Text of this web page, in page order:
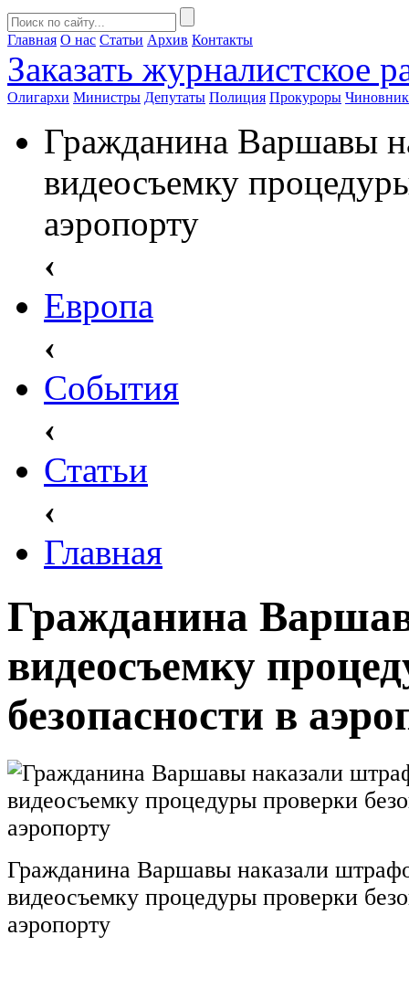
Главная О нас Статьи Архив Контакты
Заказать журналистское
Олигархи Министры Депутаты Полиция Прокуроры
Гражданина Варшавы
видеосъемку
аэропорту
‹
Европа
‹
События
‹
Статьи
‹
Главная
Гражданина
видеосъемку
безопасности в
Гражданина Варшавы наказали
видеосъемку процедуры проверки
аэропорту